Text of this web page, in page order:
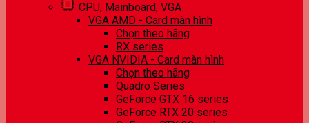
CPU, Mainboard, VGA
VGA AMD - Card màn hình
Chọn theo hãng
RX series
VGA NVIDIA - Card màn hình
Chọn theo hãng
Quadro Series
GeForce GTX 16 series
GeForce RTX 20 series